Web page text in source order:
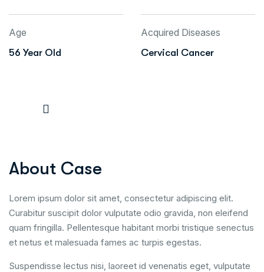
Age
56 Year Old
Acquired Diseases
Cervical Cancer
About Case
Lorem ipsum dolor sit amet, consectetur adipiscing elit.
Curabitur suscipit dolor vulputate odio gravida, non eleifend
quam fringilla. Pellentesque habitant morbi tristique senectus
et netus et malesuada fames ac turpis egestas.
Suspendisse lectus nisi, laoreet id venenatis eget, vulputate